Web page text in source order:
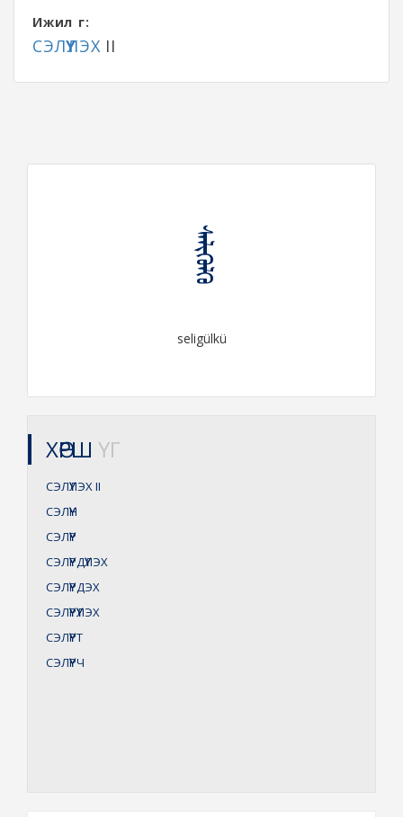
Ижил үг:
СЭЛҮҮЛЭХ II
ᠰᠡᠯᠢᠭᠦᠯᠬᠦ
seligülkü
ХӨРШ ҮГ
СЭЛҮҮЛЭХII
СЭЛҮҮН
СЭЛҮҮР
СЭЛҮҮРДҮҮЛЭХ
СЭЛҮҮРДЭХ
СЭЛҮҮРҮҮЛЭХ
СЭЛҮҮРТ
СЭЛҮҮРЧ